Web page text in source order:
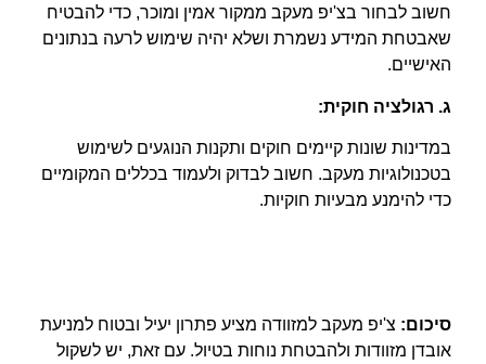
חשוב לבחור בצ'יפ מעקב ממקור אמין ומוכר, כדי להבטיח
שאבטחת המידע נשמרת ושלא יהיה שימוש לרעה בנתונים
האישיים.
ג. רגולציה חוקית:
במדינות שונות קיימים חוקים ותקנות הנוגעים לשימוש
בטכנולוגיות מעקב. חשוב לבדוק ולעמוד בכללים המקומיים
כדי להימנע מבעיות חוקיות.
סיכום: צ'יפ מעקב למזוודה מציע פתרון יעיל ובטוח למניעת
אובדן מזוודות ולהבטחת נוחות בטיול. עם זאת, יש לשקול